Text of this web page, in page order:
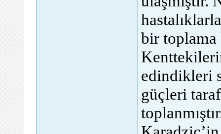
bir toplama
edindikleri
güçleri